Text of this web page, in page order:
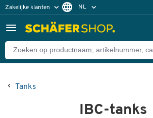
Zakelijke klanten
Particuliere klanten
NL
Tanks
IBC-tanks